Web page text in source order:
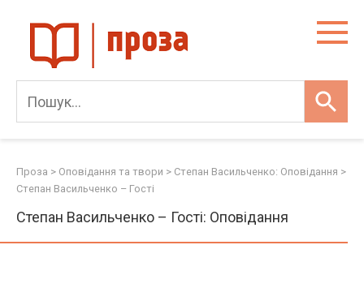
content
Проза > Оповідання та твори > Степан Васильченко: Оповідання >
Степан Васильченко – Гості
Степан Васильченко – Гості: Оповідання